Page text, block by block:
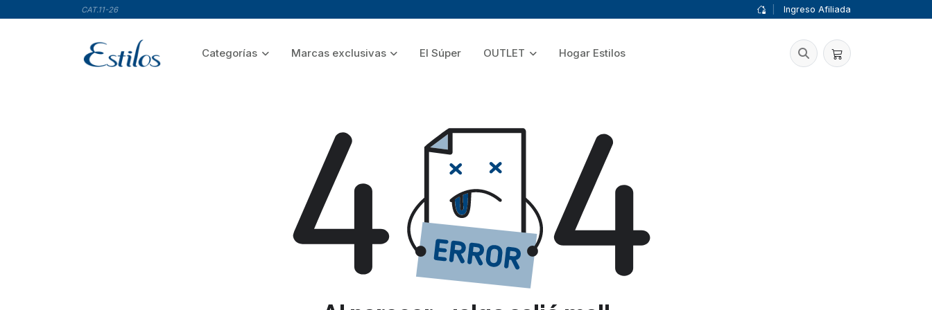
CAT.11-26 Ingreso Afiliada
Categorías Marcas exclusivas El Súper OUTLET Hogar Estilos